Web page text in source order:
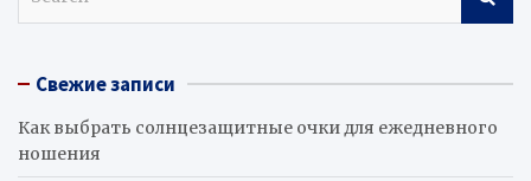
c Свежие записи
Как выбрать солнцезащитные очки для ежедневного
ношения